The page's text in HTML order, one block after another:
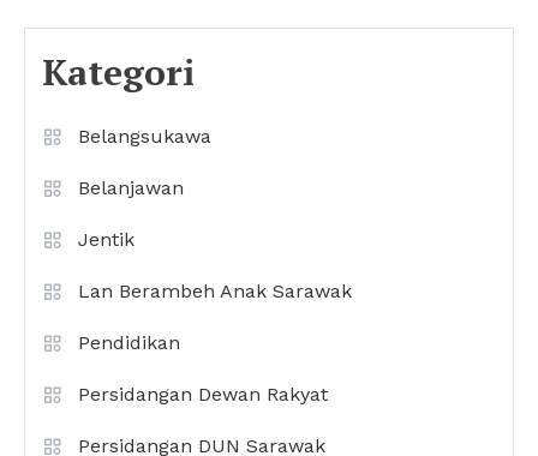
Kategori
Belangsukawa
Belanjawan
Jentik
Lan Berambeh Anak Sarawak
Pendidikan
Persidangan Dewan Rakyat
Persidangan DUN Sarawak